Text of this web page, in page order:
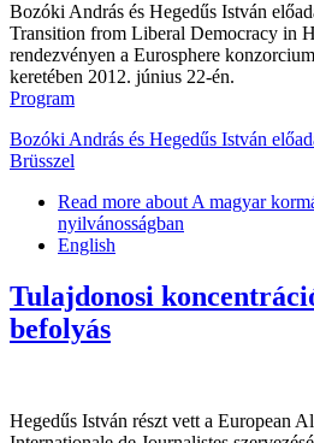
Bozóki András és Hegedűs István
Transition from Liberal Democracy in
rendezvényen a Eurosphere
keretében 2012. június 22-én.
Program
Bozóki András és Hegedűs István
Brüsszel
Read more about A magyar
nyilvánosságban
English
Tulajdonosi
befolyás
Hegedűs István részt vett a European